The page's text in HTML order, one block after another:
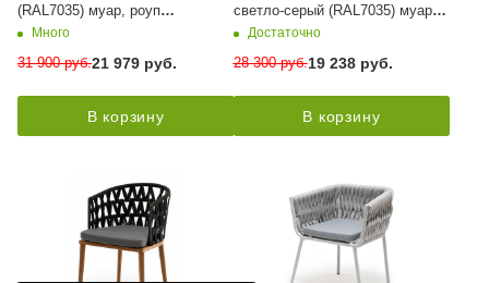
(RAL7035) муар, роуп
оранжевый меланж круглый,
Много
31 900руб.21 979 руб.
В корзину
светло-серый (RAL7035) муар,
роуп оранжевый меланж
Достаточно
28 300руб.19 238руб.
В корзину